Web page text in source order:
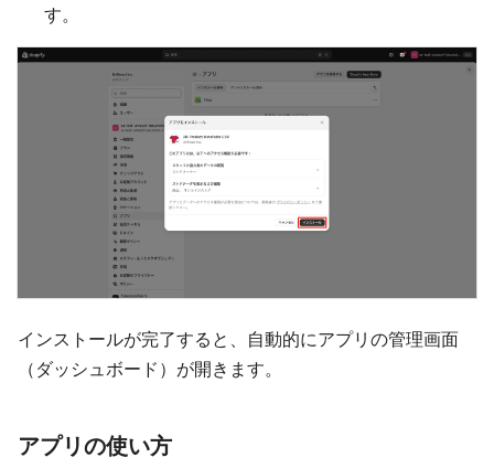
す。
インストールが完了すると、自動的にアプリの管理画面
（ダッシュボード）が開きます。
アプリの使い方